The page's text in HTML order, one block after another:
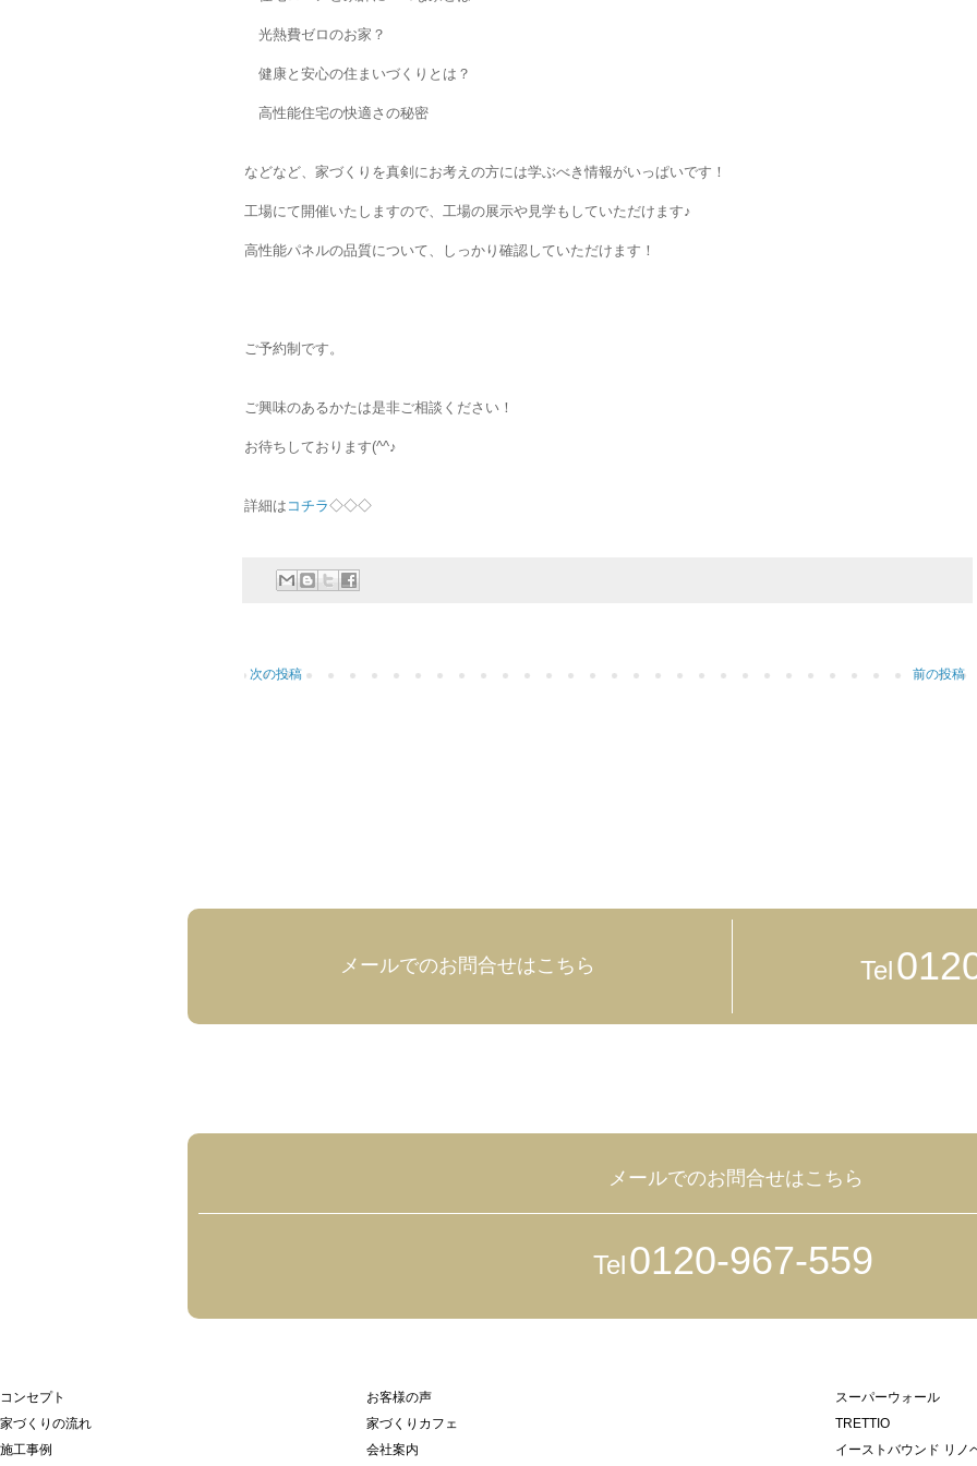
光熱費ゼロのお家？
健康と安心の住まいづくりとは？
高性能住宅の快適さの秘密
などなど、家づくりを真剣にお考えの方には学ぶべき情報がいっぱいです！
工場にて開催いたしますので、工場の展示や見学もしていただけます♪
高性能パネルの品質について、しっかり確認していただけます！
ご予約制です。
ご興味のあるかたは是非ご相談ください！
お待ちしております(^^♪
詳細は コチラ◇◇◇
次の投稿 前の投稿
メールでのお問合せはこちら Tel
メールでのお問合せはこちら
Tel0120-967-559
コンセプト
家づくりの流れ
施工事例
お客様の声
家づくりカフェ
会社案内
スーパーウォール
TRETTIO
イーストバウンド リノ